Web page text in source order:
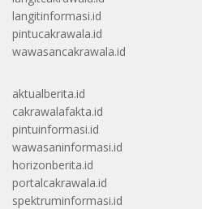
langitinformasi.id
pintucakrawala.id
wawasancakrawala.id
aktualberita.id
cakrawalafakta.id
pintuinformasi.id
wawasaninformasi.id
horizonberita.id
portalcakrawala.id
spektruminformasi.id